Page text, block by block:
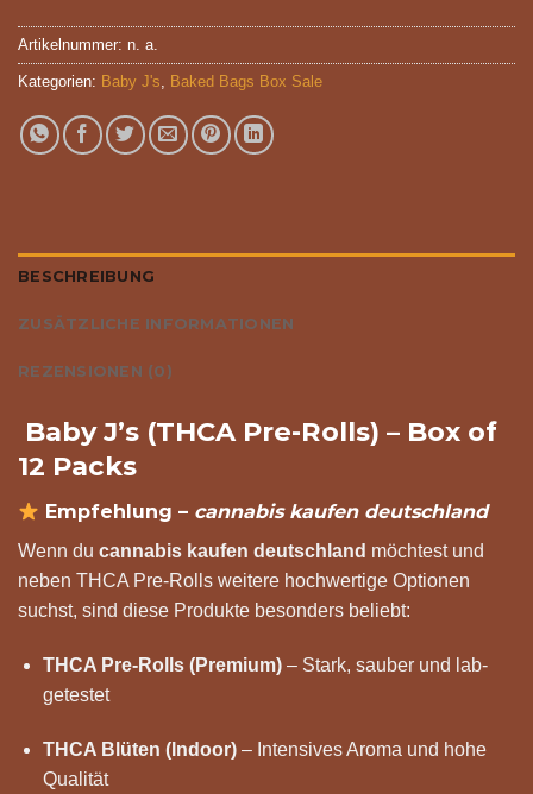
Artikelnummer: n. a.
Kategorien: Baby J's, Baked Bags Box Sale
BESCHREIBUNG
ZUSÄTZLICHE INFORMATIONEN
REZENSIONEN (0)
Baby J’s (THCA Pre-Rolls) – Box of
12 Packs
Empfehlung – cannabis kaufen deutschland
Wenn du cannabis kaufen deutschland möchtest und
neben THCA Pre-Rolls weitere hochwertige Optionen
suchst, sind diese Produkte besonders beliebt:
THCA Pre-Rolls (Premium)– Stark, sauber und lab-
getestet
THCA Blüten (Indoor)– Intensives Aroma und hohe
Qualität